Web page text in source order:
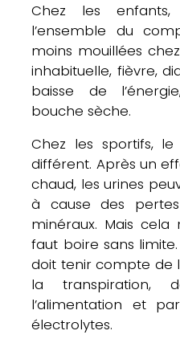
Chez les
l’ensemble du
moins mouillées
inhabituelle, fièvre,
baisse de
bouche sèche.
Chez les sportifs,
différent. Après un
chaud, les urines
à cause des
minéraux. Mais cela
faut boire sans
doit tenir compte de
la transpiration,
l’alimentation et
électrolytes.